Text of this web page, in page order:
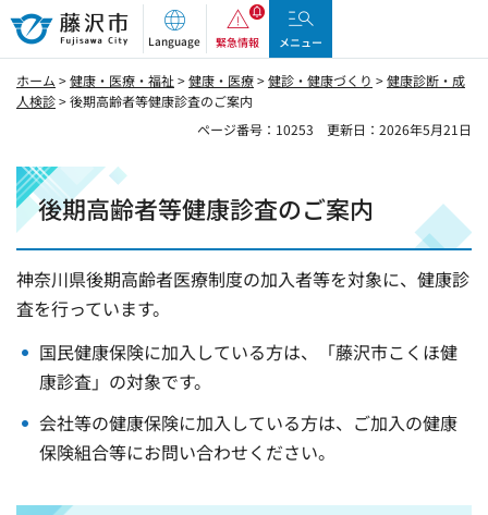
藤沢市
Language 緊急情報 メニュー
ホーム >健康・医療・福祉>健康・医療>健診・健康づくり >健康診断・成
人検診> 後期高齢者等健康診査のご案内
ページ番号：10253
更新日：2026年5月21日
後期高齢者等健康診査のご案内
神奈川県後期高齢者医療制度の加入者等を対象に、健康診
査を行っています。
国民健康保険に加入している方は、「藤沢市こくほ健
康診査」の対象です。
会社等の健康保険に加入している方は、ご加入の健康
保険組合等にお問い合わせください。